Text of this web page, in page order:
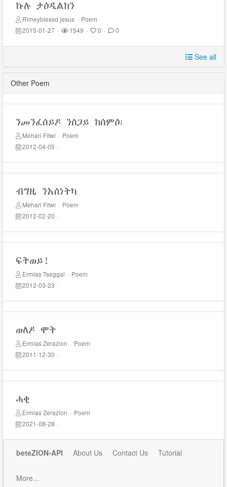
ኩሉ ታዕዲልክን
Rimeyblessd jesus · Poem
2015-01-27 · 1549 · 0 · 0
See all
Other Poem
ንመንፈሰይዶ ንስጋይ ክሰምዕ፧
Mehari Fitwi · Poem
2012-04-05 ·
ብግዜ ንእስነትካ
Mehari Fitwi · Poem
2012-02-20 ·
ፍትወይ!
Ermias Tseggai · Poem
2012-03-23 ·
ወለዶ ሞት
Ermias Zerazion · Poem
2011-12-30 ·
ሓቂ
Ermias Zerazion · Poem
2021-08-28 ·
beteZION-API About Us Contact Us Tutorial
More...